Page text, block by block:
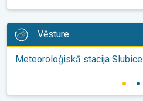
Vēsture
Meteoroloģiskā stacija Slubice